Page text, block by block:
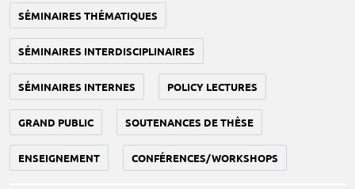
SÉMINAIRES THÉMATIQUES
SÉMINAIRES INTERDISCIPLINAIRES
SÉMINAIRES INTERNES POLICY LECTURES
GRAND PUBLIC SOUTENANCES DE THÈSE
ENSEIGNEMENT CONFÉRENCES/WORKSHOPS